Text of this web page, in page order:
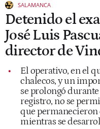
SALAMANCA
Detenido el
José Luis
director de
El operativo, en el
chalecos, y un
se prolongó
registro, no se
que
mientras se